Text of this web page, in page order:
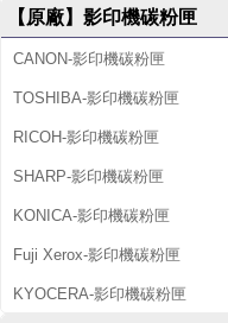
【原廠】影印機碳粉匣
CANON-影印機碳粉匣
TOSHIBA-影印機碳粉匣
RICOH-影印機碳粉匣
SHARP-影印機碳粉匣
KONICA-影印機碳粉匣
Fuji Xerox-影印機碳粉匣
KYOCERA-影印機碳粉匣